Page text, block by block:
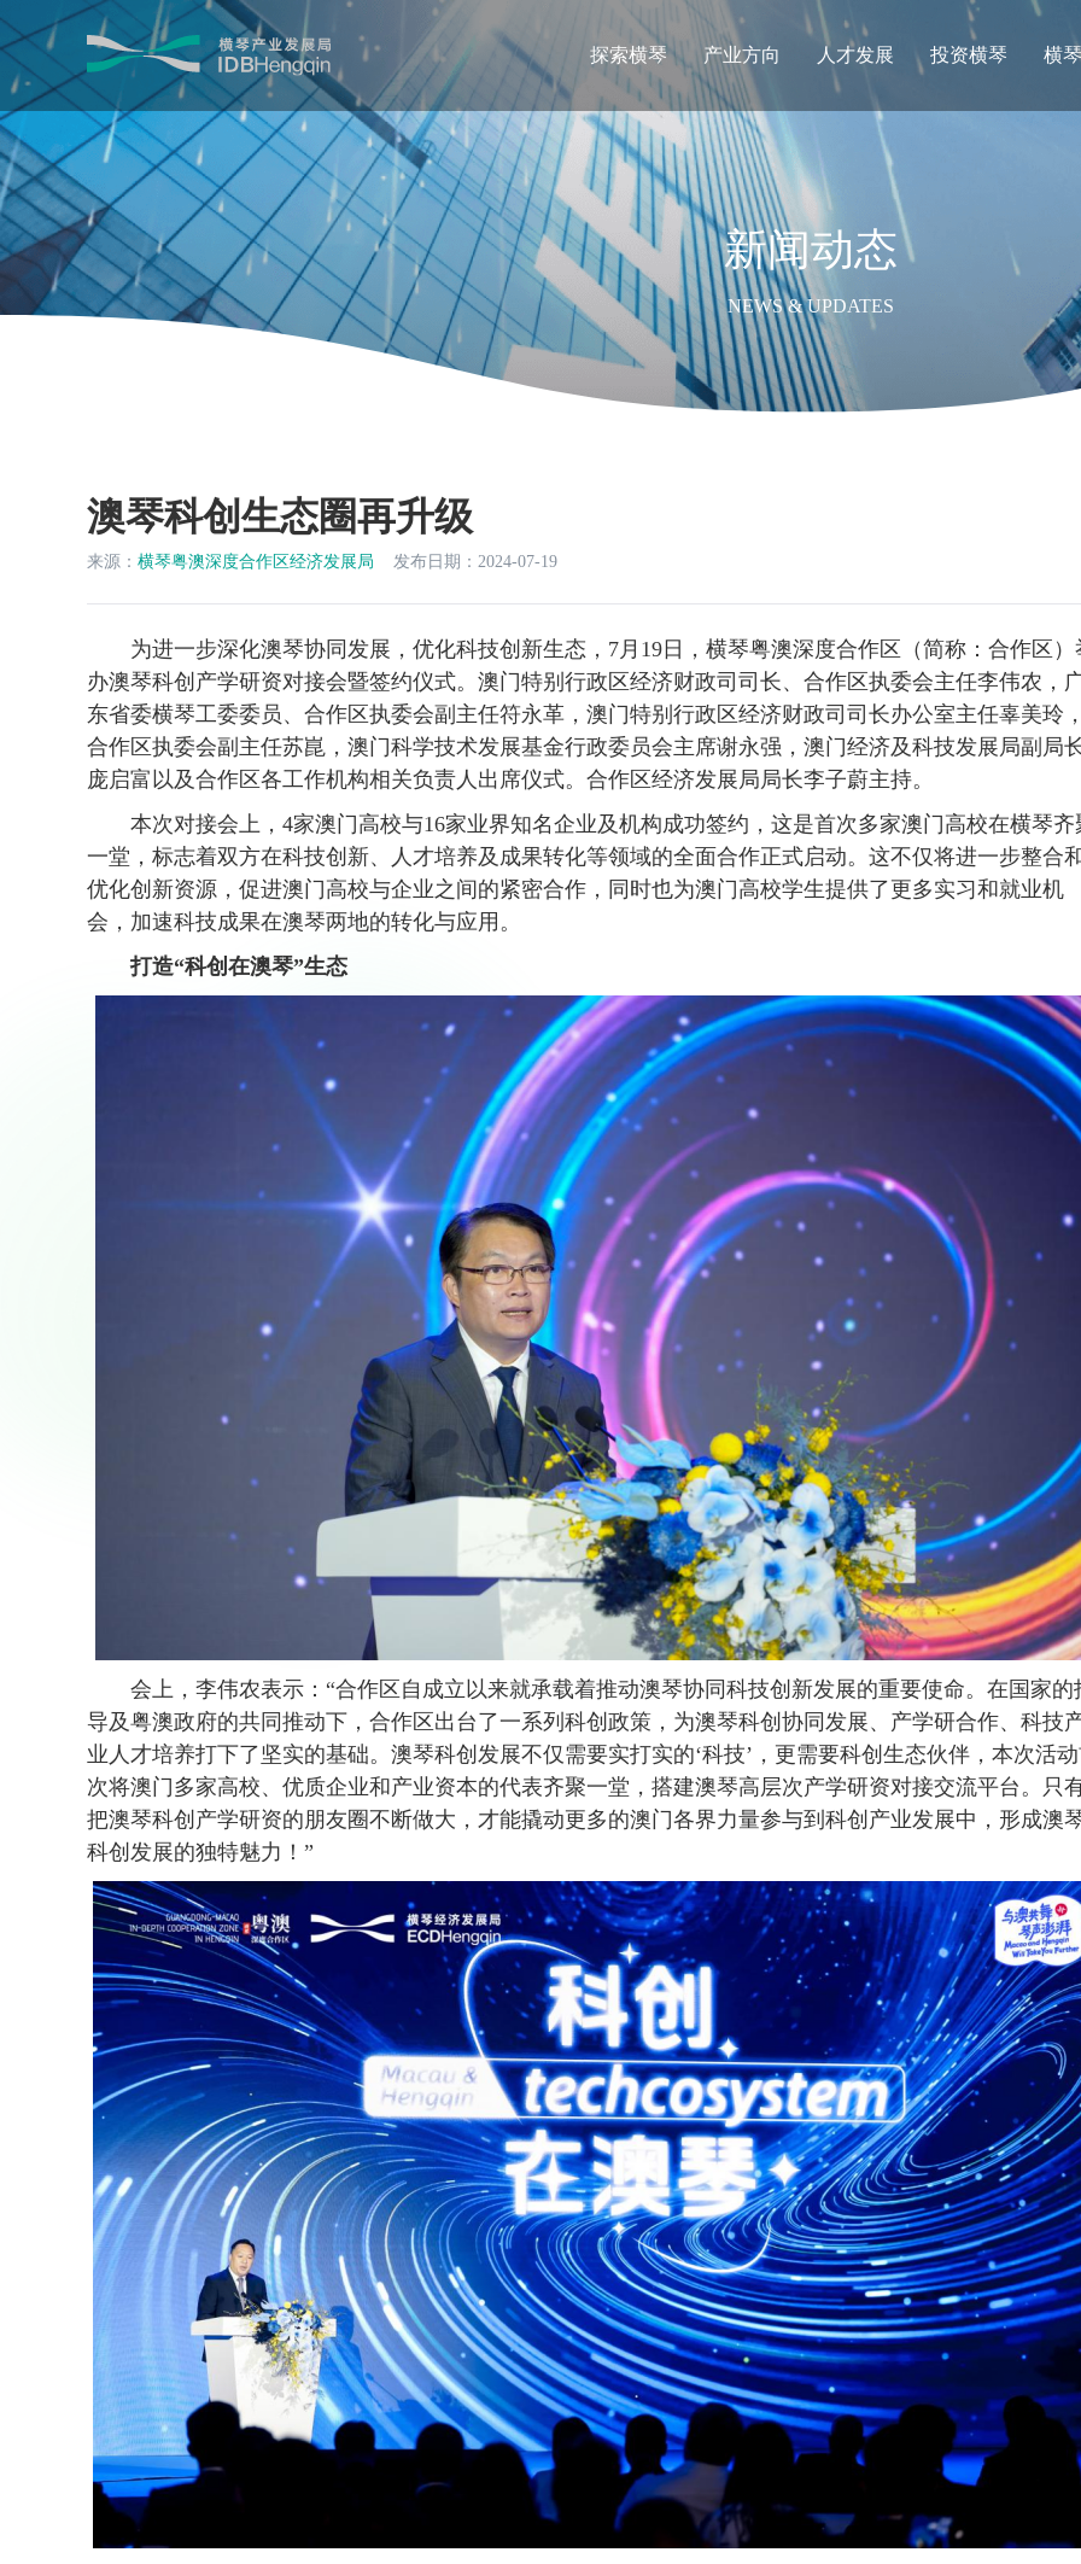
探索横琴 产业方向 人才发展 投资横琴 横
新闻动态
NEWS & UPDATES
澳琴科创生态圈再升级
来源： 横琴粤澳深度合作区经济发展局 发布日期：2024-07-19
为进一步深化澳琴协同发展，优化科技创新生态，7月19日，横琴粤澳深度合作区（简称：合作区）
办澳琴科创产学研资对接会暨签约仪式。澳门特别行政区经济财政司司长、合作区执委会主任李伟农，
东省委横琴工委委员、合作区执委会副主任符永革，澳门特别行政区经济财政司司长办公室主任辜美玲
合作区执委会副主任苏崑，澳门科学技术发展基金行政委员会主席谢永强，澳门经济及科技发展局副局
庞启富以及合作区各工作机构相关负责人出席仪式。合作区经济发展局局长李子蔚主持。
本次对接会上，4家澳门高校与16家业界知名企业及机构成功签约，这是首次多家澳门高校在横琴齐
一堂，标志着双方在科技创新、人才培养及成果转化等领域的全面合作正式启动。这不仅将进一步整合
优化创新资源，促进澳门高校与企业之间的紧密合作，同时也为澳门高校学生提供了更多实习和就业机
会，加速科技成果在澳琴两地的转化与应用。
打造“科创在澳琴”生态
会上，李伟农表示：“合作区自成立以来就承载着推动澳琴协同科技创新发展的重要使命。在国家的
导及粤澳政府的共同推动下，合作区出台了一系列科创政策，为澳琴科创协同发展、产学研合作、科技
业人才培养打下了坚实的基础。澳琴科创发展不仅需要实打实的‘科技’，更需要科创生态伙伴，本次活
次将澳门多家高校、优质企业和产业资本的代表齐聚一堂，搭建澳琴高层次产学研资对接交流平台。只
把澳琴科创产学研资的朋友圈不断做大，才能撬动更多的澳门各界力量参与到科创产业发展中，形成澳
科创发展的独特魅力！”